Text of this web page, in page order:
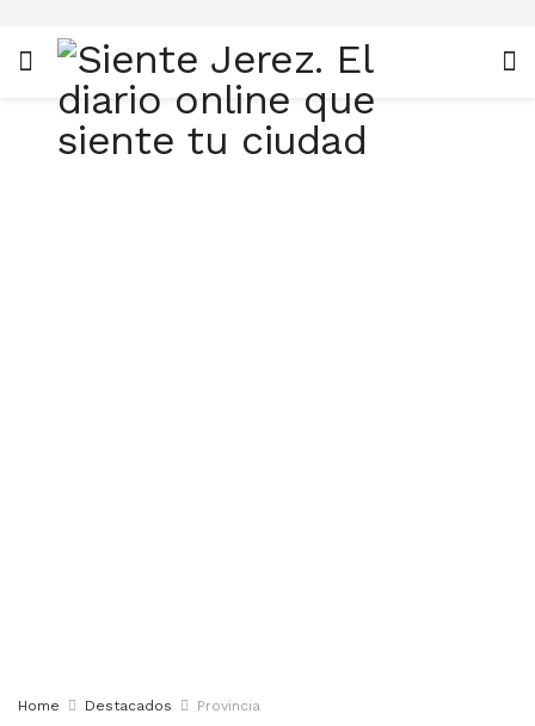
Home Destacados Provincia